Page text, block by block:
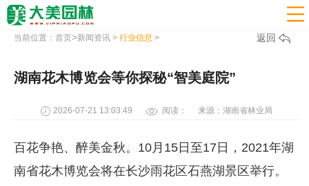

当前位置： 首页>新闻资讯> 行业信息 > 返回
湖南花木博览会等你探秘“智美庭院”
2026-07-21 13:03:49 阅读： 来源：湖南省林业局
百花争艳、醉美金秋。10月15日至17日，2021年湖
南省花木博览会将在长沙雨花区石燕湖景区举行。